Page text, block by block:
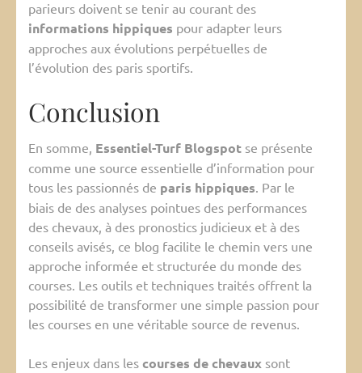
parieurs doivent se tenir au courant des
informations hippiques pour adapter leurs
approches aux évolutions perpétuelles de
l’évolution des paris sportifs.
Conclusion
En somme, Essentiel-Turf Blogspot se présente
comme une source essentielle d’information pour
tous les passionnés de paris hippiques. Par le
biais de des analyses pointues des performances
des chevaux, à des pronostics judicieux et à des
conseils avisés, ce blog facilite le chemin vers une
approche informée et structurée du monde des
courses. Les outils et techniques traités offrent la
possibilité de transformer une simple passion pour
les courses en une véritable source de revenus.
Les enjeux dans les courses de chevaux sont